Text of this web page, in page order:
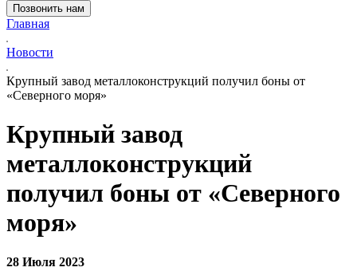
Позвонить нам
Главная
Новости
Крупный завод металлоконструкций получил боны от
«Северного моря»
Крупный завод
металлоконструкций
получил боны от «Северного
моря»
28 Июля 2023